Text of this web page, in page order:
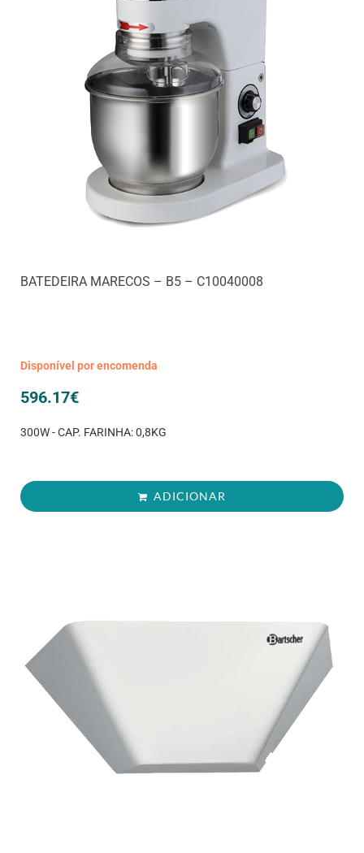
BATEDEIRA MARECOS – B5 – C10040008
Disponível por encomenda
596.17€
300W - CAP. FARINHA: 0,8KG
ADICIONAR